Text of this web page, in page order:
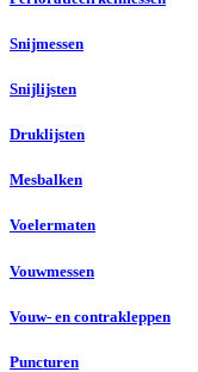
Snijmessen
Snijlijsten
Druklijsten
Mesbalken
Voelermaten
Vouwmessen
Vouw- en contrakleppen
Puncturen